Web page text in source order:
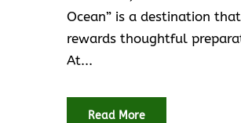
Ocean” is a destination that
rewards thoughtful
At...
Read More